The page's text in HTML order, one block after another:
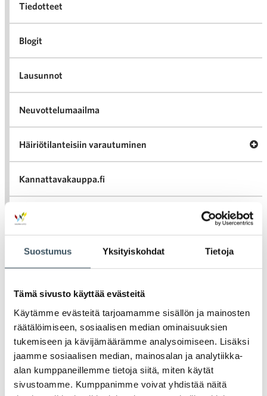
Suostumus Yksityiskohdat Tietoja
Tämä sivusto käyttää evästeitä
Käytämme evästeitä tarjoamamme sisällön ja mainosten
räätälöimiseen, sosiaalisen median ominaisuuksien
tukemiseen ja kävijämäärämme analysoimiseen. Lisäksi
jaamme sosiaalisen median, mainosalan ja analytiikka-
alan kumppaneillemme tietoja siitä, miten käytät
sivustoamme. Kumppanimme voivat yhdistää näitä
Tiedotteet
Blogit
Lausunnot
Neuvottelumaailma
Häiriötilanteisiin varautuminen
Kannattavakauppa.fi
Tarinoita kaupan alalta
Ajankohtaista Kaupan liitossa
Medialle
Seuraa toimintaamme